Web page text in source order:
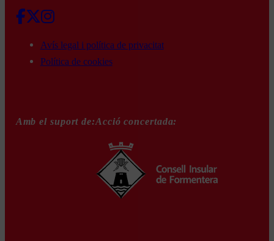
Avís legal i política de privacitat
Política de cookies
Amb el suport de:Acció concertada: